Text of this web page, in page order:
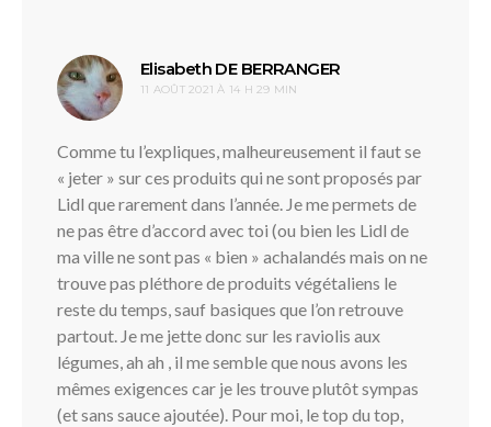
Elisabeth DE BERRANGER
11 AOÛT 2021 À 14 H 29 MIN
Comme tu l’expliques, malheureusement il faut se
« jeter » sur ces produits qui ne sont proposés par
Lidl que rarement dans l’année. Je me permets de
ne pas être d’accord avec toi (ou bien les Lidl de
ma ville ne sont pas « bien » achalandés mais on ne
trouve pas pléthore de produits végétaliens le
reste du temps, sauf basiques que l’on retrouve
partout. Je me jette donc sur les raviolis aux
légumes, ah ah , il me semble que nous avons les
mêmes exigences car je les trouve plutôt sympas
(et sans sauce ajoutée). Pour moi, le top du top,